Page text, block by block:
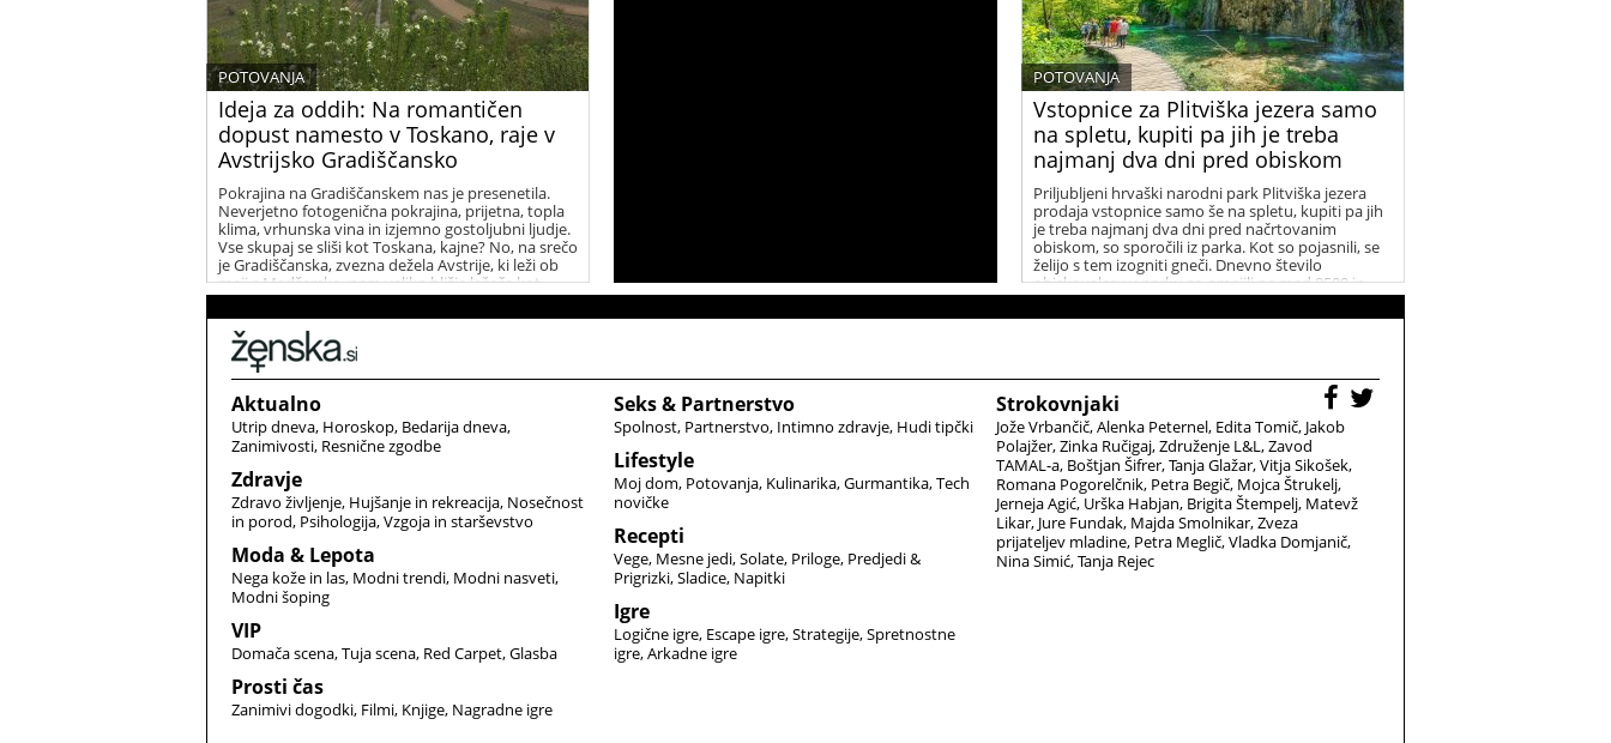
Ideja za oddih: Na romantičen
dopust namesto v Toskano, raje v
Avstrijsko Gradiščansko
POTOVANJA
Pokrajina na Gradiščanskem nas je presenetila.
Neverjetno fotogenična pokrajina, prijetna, topla
klima, vrhunska vina in izjemno gostoljubni ljudje.
Vse skupaj se sliši kot Toskana, kajne? No, na srečo
je Gradiščanska, zvezna dežela Avstrije, ki leži ob
meji z Madžarsko, nam veliko bližje ležeča kot
Toskana. A nič manj očarljiva.
Vstopnice za Plitviška jezera samo
na spletu, kupiti pa jih je treba
najmanj dva dni pred obiskom
POTOVANJA
Priljubljeni hrvaški narodni park Plitviška jezera
prodaja vstopnice samo še na spletu, kupiti pa jih
je treba najmanj dva dni pred načrtovanim
obiskom, so sporočili iz parka. Kot so pojasnili, se
želijo s tem izogniti gneči. Dnevno število
obiskovalcev v parku so omejili na med 8500 in
10.000.
Aktualno
Utrip dneva Horoskop Bedarija dneva
Zanimivosti Resnične zgodbe
Zdravje
Zdravo življenje Hujšanje in rekreacija Nosečnost
in porod Psihologija Vzgoja in starševstvo
Moda & Lepota
Nega kože in las Modni trendi Modni nasveti
Modni šoping
VIP
Domača scena Tuja scena Red Carpet Glasba
Prosti čas
Zanimivi dogodki Filmi Knjige Nagradne igre
Seks & Partnerstvo
Spolnost Partnerstvo Intimno zdravje Hudi tipčki
Lifestyle
Moj dom Potovanja Kulinarika Gurmantika Tech
novičke
Recepti
Vege Mesne jedi Solate Priloge Predjedi &
Prigrizki Sladice Napitki
Igre
Logične igre Escape igre Strategije Spretnostne
igre Arkadne igre
Strokovnjaki
Jože Vrbančič Alenka Peternel Edita Tomič Jakob
Polajžer Zinka Ručigaj Združenje L&L Zavod
TAMAL-a Boštjan Šifrer Tanja Glažar Vitja Sikošek
Romana Pogorelčnik Petra Begič Mojca Štrukelj
Jerneja Agić Urška Habjan Brigita Štempelj Matevž
Likar Jure Fundak Majda Smolnikar Zveza
prijateljev mladine Petra Meglič Vladka Domjanič
Nina Simić Tanja Rejec